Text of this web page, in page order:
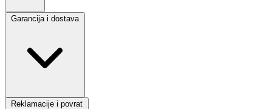
Garancija i dostava
Reklamacije i povrat